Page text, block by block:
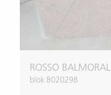
ROSSO BALMORAL
blok B020298